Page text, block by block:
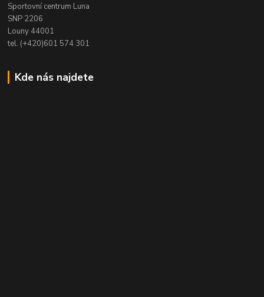
Sportovní centrum Luna
SNP 2206
Louny 44001
tel. (+420)601 574 301
Kde nás najdete